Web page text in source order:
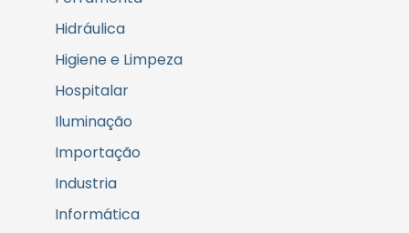
Hidráulica
Higiene e Limpeza
Hospitalar
Iluminação
Importação
Industria
Informática